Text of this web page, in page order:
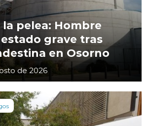
pelea: Hombre
grave tras
en Osorno
de 2026